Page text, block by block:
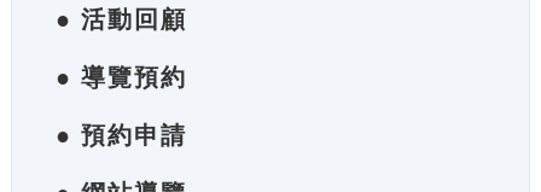
● 活動回顧
● 導覽預約
● 預約申請